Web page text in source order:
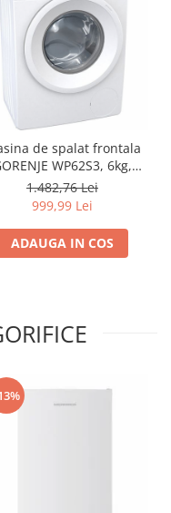
de spalat frontala
WP62S3, 6kg,
1200rpm, A+++, alb -
RESIGILAT
1.482,76 Lei
999,99 Lei
ADAUGA IN COS